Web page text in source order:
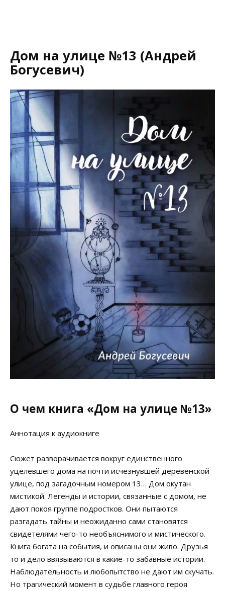
Дом на улице №13 (Андрей
Богусевич)
О чем книга «Дом на улице №13»
Аннотация к аудиокниге
Сюжет разворачивается вокруг единственного
уцелевшего дома на почти исчезнувшей деревенской
улице, под загадочным номером 13… Дом окутан
мистикой. Легенды и истории, связанные с домом, не
дают покоя группе подростков. Они пытаются
разгадать тайны и неожиданно сами становятся
свидетелями чего-то необъяснимого и мистического.
Книга богата на события, и описаны они живо. Друзья
то и дело ввязываются в какие-то забавные истории.
Наблюдательность и любопытство не дают им скучать.
Но трагический момент в судьбе главного героя